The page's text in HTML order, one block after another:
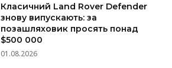
Класичний Land Rover Defender
знову випускають: за
позашляховик просять понад
$500 000
01.08.2026